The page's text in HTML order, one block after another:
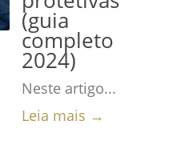
(guia
completo
2024)
Neste artigo...
Leia mais →